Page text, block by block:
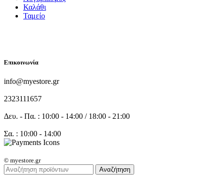
Καλάθι
Ταμείο
Επικοινωνία
info@myestore.gr
2323111657
Δευ. - Πα. : 10:00 - 14:00 / 18:00 - 21:00
Σα. : 10:00 - 14:00
© myestore.gr
Αναζήτηση